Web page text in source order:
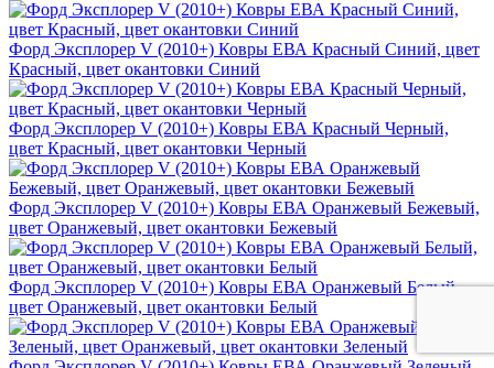
Форд Эксплорер V (2010+) Ковры ЕВА Красный Синий, цвет
Красный, цвет окантовки Синий
Форд Эксплорер V (2010+) Ковры ЕВА Красный Черный,
цвет Красный, цвет окантовки Черный
Форд Эксплорер V (2010+) Ковры ЕВА Оранжевый Бежевый,
цвет Оранжевый, цвет окантовки Бежевый
Форд Эксплорер V (2010+) Ковры ЕВА Оранжевый Белый,
цвет Оранжевый, цвет окантовки Белый